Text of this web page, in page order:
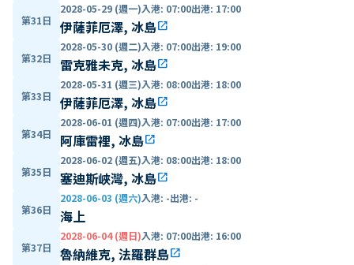
第31日
2028-05-29 (週一)入港: 07:00出港: 17:00
伊薩菲厄澤, 冰島open_in_new
第32日
2028-05-30 (週二)入港: 07:00出港: 19:00
雷克雅未克, 冰島open_in_new
第33日
2028-05-31 (週三)入港: 08:00出港: 18:00
伊薩菲厄澤, 冰島open_in_new
第34日
2028-06-01 (週四)入港: 07:00出港: 17:00
阿庫雷裡, 冰島open_in_new
第35日
2028-06-02 (週五)入港: 08:00出港: 18:00
塞迪斯峽灣, 冰島open_in_new
第36日
2028-06-03 (週六)入港: -出港: -
海上
第37日
2028-06-04 (週日)入港: 07:00出港: 16:00
魯納維克, 法羅群島open_in_new